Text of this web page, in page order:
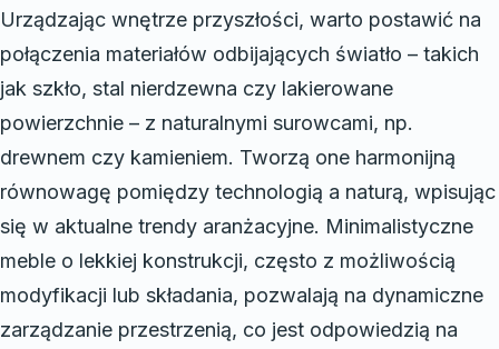
Urządzając wnętrze przyszłości, warto postawić na
połączenia materiałów odbijających światło – takich
jak szkło, stal nierdzewna czy lakierowane
powierzchnie – z naturalnymi surowcami, np.
drewnem czy kamieniem. Tworzą one harmonijną
równowagę pomiędzy technologią a naturą, wpisując
się w aktualne trendy aranżacyjne. Minimalistyczne
meble o lekkiej konstrukcji, często z możliwością
modyfikacji lub składania, pozwalają na dynamiczne
zarządzanie przestrzenią, co jest odpowiedzią na